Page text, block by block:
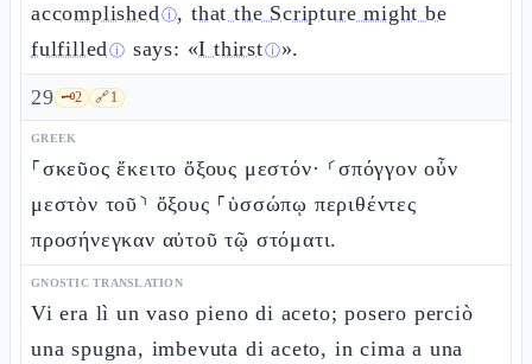
accomplishedⓘ,that the Scripture might be
fulfilledⓘ says: «I thirstⓘ».
29 🗝️2 🔗1
GREEK
⸀σκεῦος ἔκειτο ὄξους μεστόν· ⸂σπόγγον οὖν
μεστὸν τοῦ⸃ ὄξους ⸀ὑσσώπῳ περιθέντες
προσήνεγκαν αὐτοῦ τῷ στόματι.
GNOSTIC TRANSLATION
Vi era lì un vaso pieno di aceto; posero perciò
una spugna, imbevuta di aceto, in cima a una